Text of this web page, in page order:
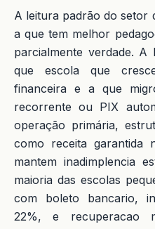
A leitura padrão do setor
a que tem melhor
parcialmente verdade.
que escola que
financeira e a que
recorrente ou PIX
operação primária,
como receita
mantem inadimplencia
maioria das escolas
com boleto bancario,
22%, e recuperacao